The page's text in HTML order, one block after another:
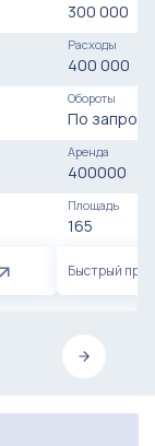
300 000
Расходы
400 000
Обороты
По запросу
Аренда
400000
Площадь
165
Быстрый